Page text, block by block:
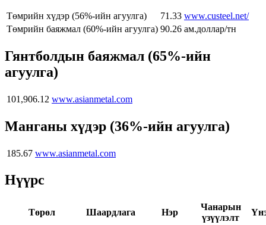
Төмрийн хүдэр (56%-ийн агуулга) 71.33 www.custeel.net/
Төмрийн баяжмал (60%-ийн агуулга) 90.26 ам.доллар/тн
Гянтболдын баяжмал (65%-ийн
агуулга)
101,906.12 www.asianmetal.com
Манганы хүдэр (36%-ийн агуулга)
185.67 www.asianmetal.com
Нүүрс
Төрөл Шаардлага Нэр
Чанарын
үзүүлэлт